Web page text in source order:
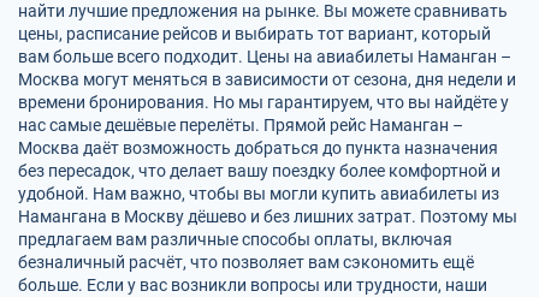
найти лучшие предложения на рынке. Вы можете сравнивать
цены, расписание рейсов и выбирать тот вариант, который
вам больше всего подходит. Цены на авиабилеты Наманган –
Москва могут меняться в зависимости от сезона, дня недели и
времени бронирования. Но мы гарантируем, что вы найдёте у
нас самые дешёвые перелёты. Прямой рейс Наманган –
Москва даёт возможность добраться до пункта назначения
без пересадок, что делает вашу поездку более комфортной и
удобной. Нам важно, чтобы вы могли купить авиабилеты из
Намангана в Москву дёшево и без лишних затрат. Поэтому мы
предлагаем вам различные способы оплаты, включая
безналичный расчёт, что позволяет вам сэкономить ещё
больше. Если у вас возникли вопросы или трудности, наши